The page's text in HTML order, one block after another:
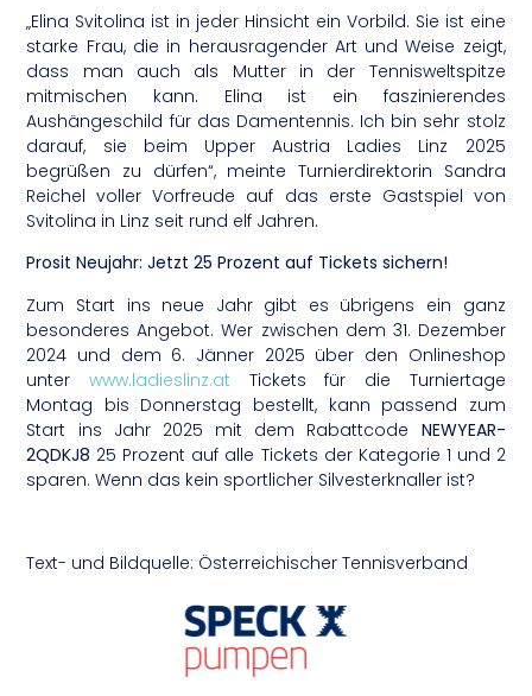
„Elina Svitolina ist in jeder Hinsicht ein Vorbild. Sie ist eine
starke Frau, die in herausragender Art und Weise zeigt,
dass man auch als Mutter in der Tennisweltspitze
mitmischen kann. Elina ist ein faszinierendes
Aushängeschild für das Damentennis. Ich bin sehr stolz
darauf, sie beim Upper Austria Ladies Linz 2025
begrüßen zu dürfen“, meinte Turnierdirektorin Sandra
Reichel voller Vorfreude auf das erste Gastspiel von
Svitolina in Linz seit rund elf Jahren.
Prosit Neujahr: Jetzt 25 Prozent auf Tickets sichern!
Zum Start ins neue Jahr gibt es übrigens ein ganz
besonderes Angebot. Wer zwischen dem 31. Dezember
2024 und dem 6. Jänner 2025 über den Onlineshop
unterwww.ladieslinz.at Tickets für die Turniertage
Montag bis Donnerstag bestellt, kann passend zum
Start ins Jahr 2025 mit dem Rabattcode NEWYEAR-
2QDKJ8 25 Prozent auf alle Tickets der Kategorie 1 und 2
sparen. Wenn das kein sportlicher Silvesterknaller ist?
Text- und Bildquelle: Österreichischer Tennisverband